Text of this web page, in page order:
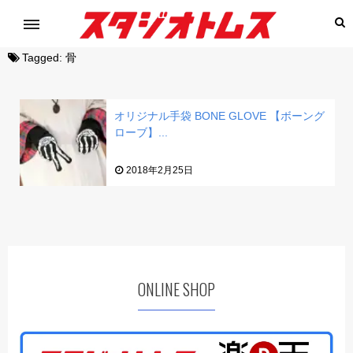
Tagged: 骨
オリジナル手袋 BONE GLOVE 【ボーング
ローブ】...
2018年2月25日
ONLINE SHOP